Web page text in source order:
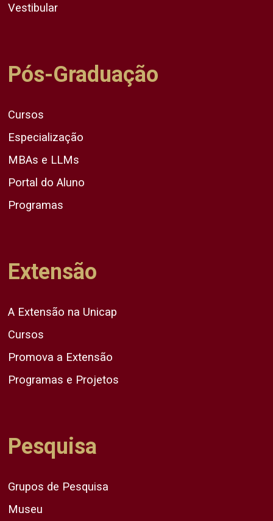
Vestibular
Pós-Graduação
Cursos
Especialização
MBAs e LLMs
Portal do Aluno
Programas
Extensão
A Extensão na Unicap
Cursos
Promova a Extensão
Programas e Projetos
Pesquisa
Grupos de Pesquisa
Museu